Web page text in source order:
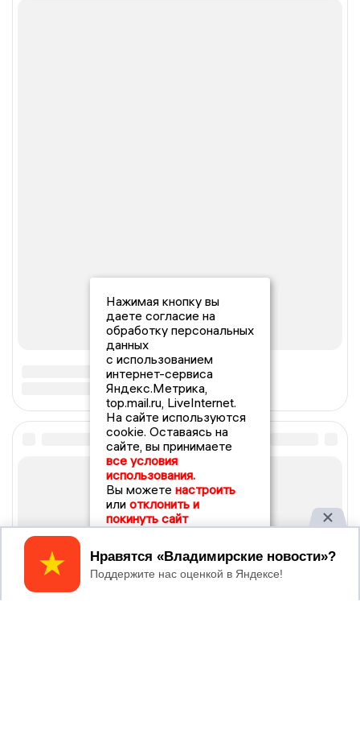
Нажимая кнопку вы
даете согласие на
обработку персональных
данных
с использованием
интернет-сервиса
Яндекс.Метрика,
top.mail.ru, LiveInternet.
На сайте используются
cookie. Оставаясь на
сайте, вы принимаете
все условия
использования.
Вы можете настроить
или отклонить и
покинуть сайт
Принять